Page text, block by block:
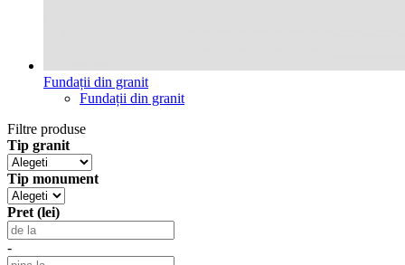
Fundații din granit
Fundații din granit
Filtre produse
Tip granit
Tip monument
Pret (lei)
-